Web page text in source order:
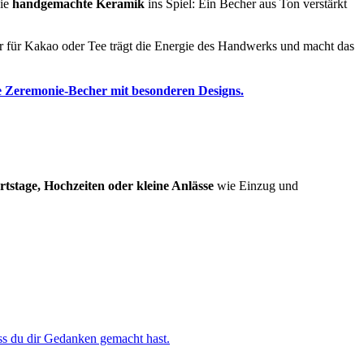
handgemachte Keramik ins Spiel: Ein Becher aus Ton verstärkt
Kakao oder Tee trägt die Energie des Handwerks und macht das
Becher mit besonderen Designs.
Hochzeiten oder kleine Anlässe wie Einzug und
du dir Gedanken gemacht hast.